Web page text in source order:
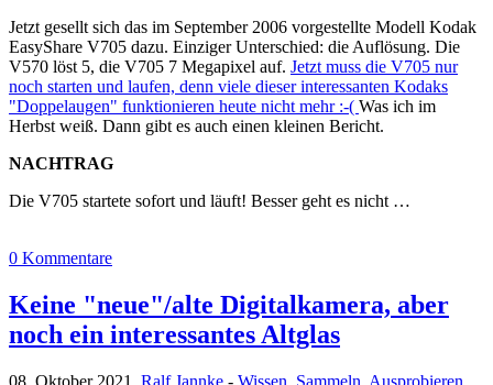
Jetzt gesellt sich das im September 2006 vorgestellte Modell Kodak
EasyShare V705 dazu. Einziger Unterschied: die Auflösung. Die
V570 löst 5, die V705 7 Megapixel auf. Jetzt muss die V705 nur
noch starten und laufen, denn viele dieser interessanten Kodaks
"Doppelaugen" funktionieren heute nicht mehr :-( Was ich im
Herbst weiß. Dann gibt es auch einen kleinen Bericht.
NACHTRAG
Die V705 startete sofort und läuft! Besser geht es nicht …
0 Kommentare
Keine "neue"/alte Digitalkamera, aber
noch ein interessantes Altglas
08. Oktober 2021, Ralf Jannke - Wissen Sammeln Ausprobieren